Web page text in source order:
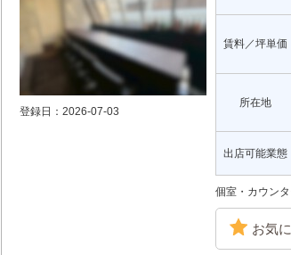
登録日：2026-07-03
賃料／坪単価
所在地
出店可能業態
個室・カウン
お気